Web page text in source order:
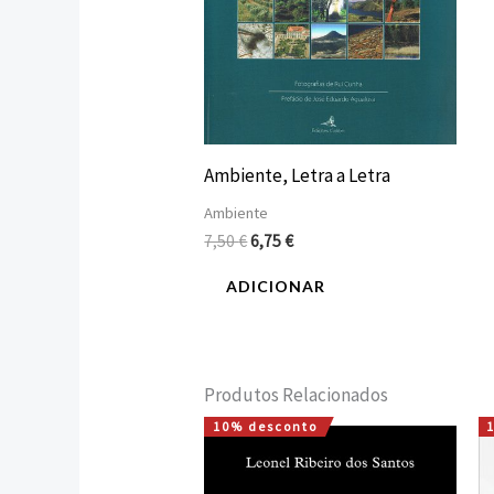
Ambiente, Letra a Letra
Ambiente
7,50€6,75€
ADICIONAR
Produtos Relacionados
10% desconto
O
preço
O
preço